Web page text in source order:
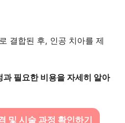
결합된 후, 인공 치아를 제
과 필요한 비용을 자세히 알아
및 시술 과정 확인하기